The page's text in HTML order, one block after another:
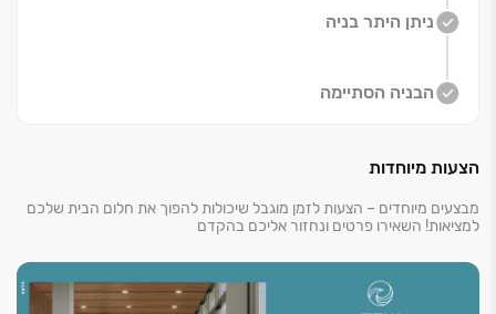
ניתן היתר בניה
הבניה הסתיימה
הצעות מיוחדות
מבצעים מיוחדים – הצעות לזמן מוגבל שיכולות להפוך את חלום הבית שלכם
למציאות! השאירו פרטים ונחזור אליכם בהקדם